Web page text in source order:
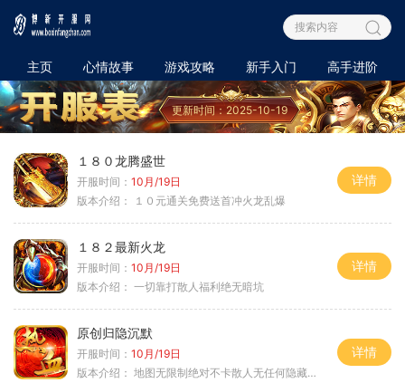
主页 心情故事 游戏攻略 新手入门 高手进阶
更新时间：2025-10-19
１８０龙腾盛世
开服时间： 10月/19日
版本介绍：
１０元通关免费送首冲火龙乱爆
详情
１８２最新火龙
开服时间： 10月/19日
版本介绍： 一切靠打散人福利绝无暗坑
详情
原创归隐沉默
开服时间： 10月/19日
版本介绍： 地图无限制绝对不卡散人无任何隐藏消费
详情